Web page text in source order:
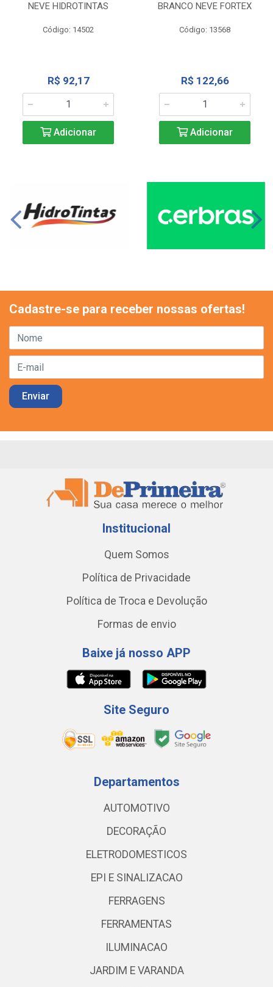
NEVE HIDROTINTAS
Código: 14502
R$ 92,17
Adicionar
BRANCO NEVE FORTEX
Código: 13568
R$ 122,66
Adicionar
Cadastre-se para receber nossas ofertas!
Institucional
Quem Somos
Política de Privacidade
Política de Troca e Devolução
Formas de envio
Baixe já nosso APP
Site Seguro
Departamentos
AUTOMOTIVO
DECORAÇÃO
ELETRODOMESTICOS
EPI E SINALIZACAO
FERRAGENS
FERRAMENTAS
ILUMINACAO
JARDIM E VARANDA